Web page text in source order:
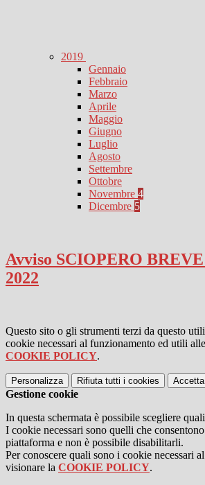
2019
Gennaio
Febbraio
Marzo
Aprile
Maggio
Giugno
Luglio
Agosto
Settembre
Ottobre
Novembre 4
Dicembre 5
Avviso SCIOPERO
2022
Questo sito o gli strumenti terzi da questo
cookie necessari al funzionamento ed utili
COOKIE POLICY.
Personalizza Rifiuta tutti i cookies
Gestione cookie
In questa schermata è possibile scegliere
I cookie necessari sono quelli che
piattaforma e non è possibile disabilitarli.
Per conoscere quali sono i cookie necessari
visionare la COOKIE POLICY.